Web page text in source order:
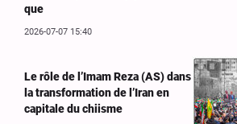
que
2026-07-07 15:40
Le rôle de l’Imam Reza (AS) dans
la transformation de l’Iran en
capitale du chiisme